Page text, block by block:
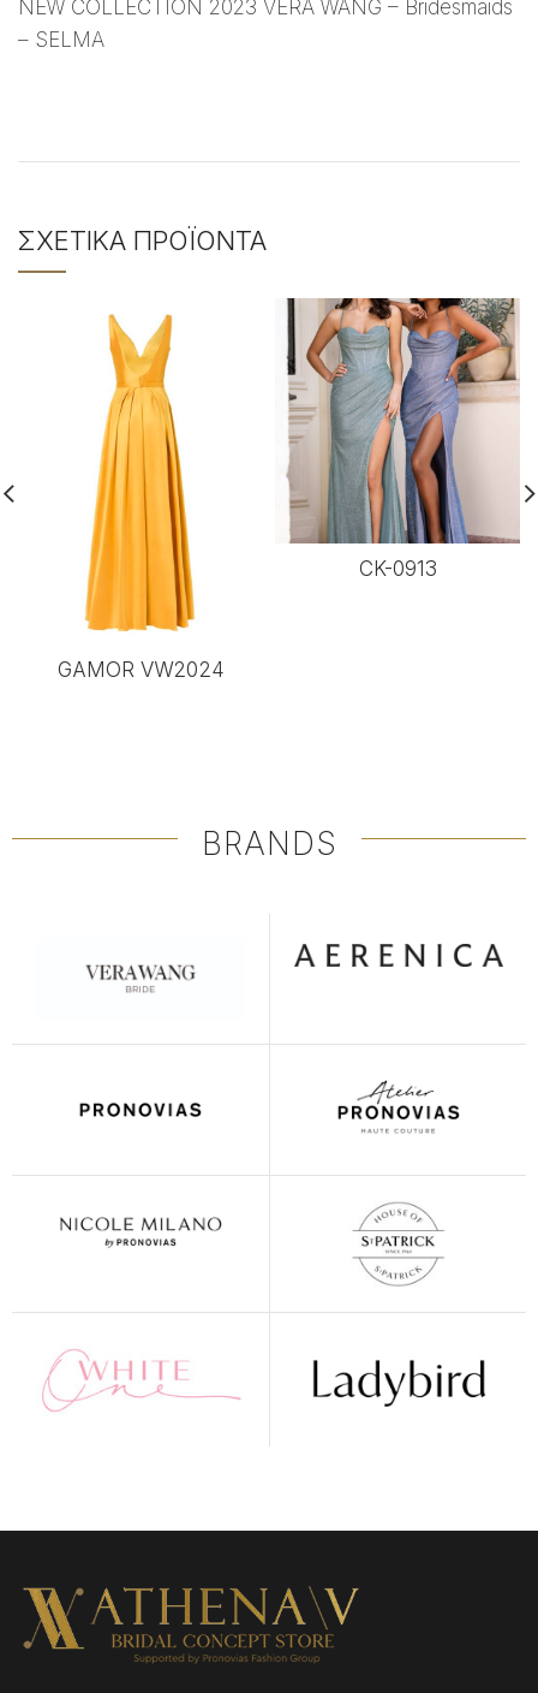
NEW COLLECTION 2023 VERA WANG – Bridesmaids
– SELMA
ΣΧΕΤΙΚΆ ΠΡΟΪΌΝΤΑ
GAMOR VW2024
CK-0913
BRANDS